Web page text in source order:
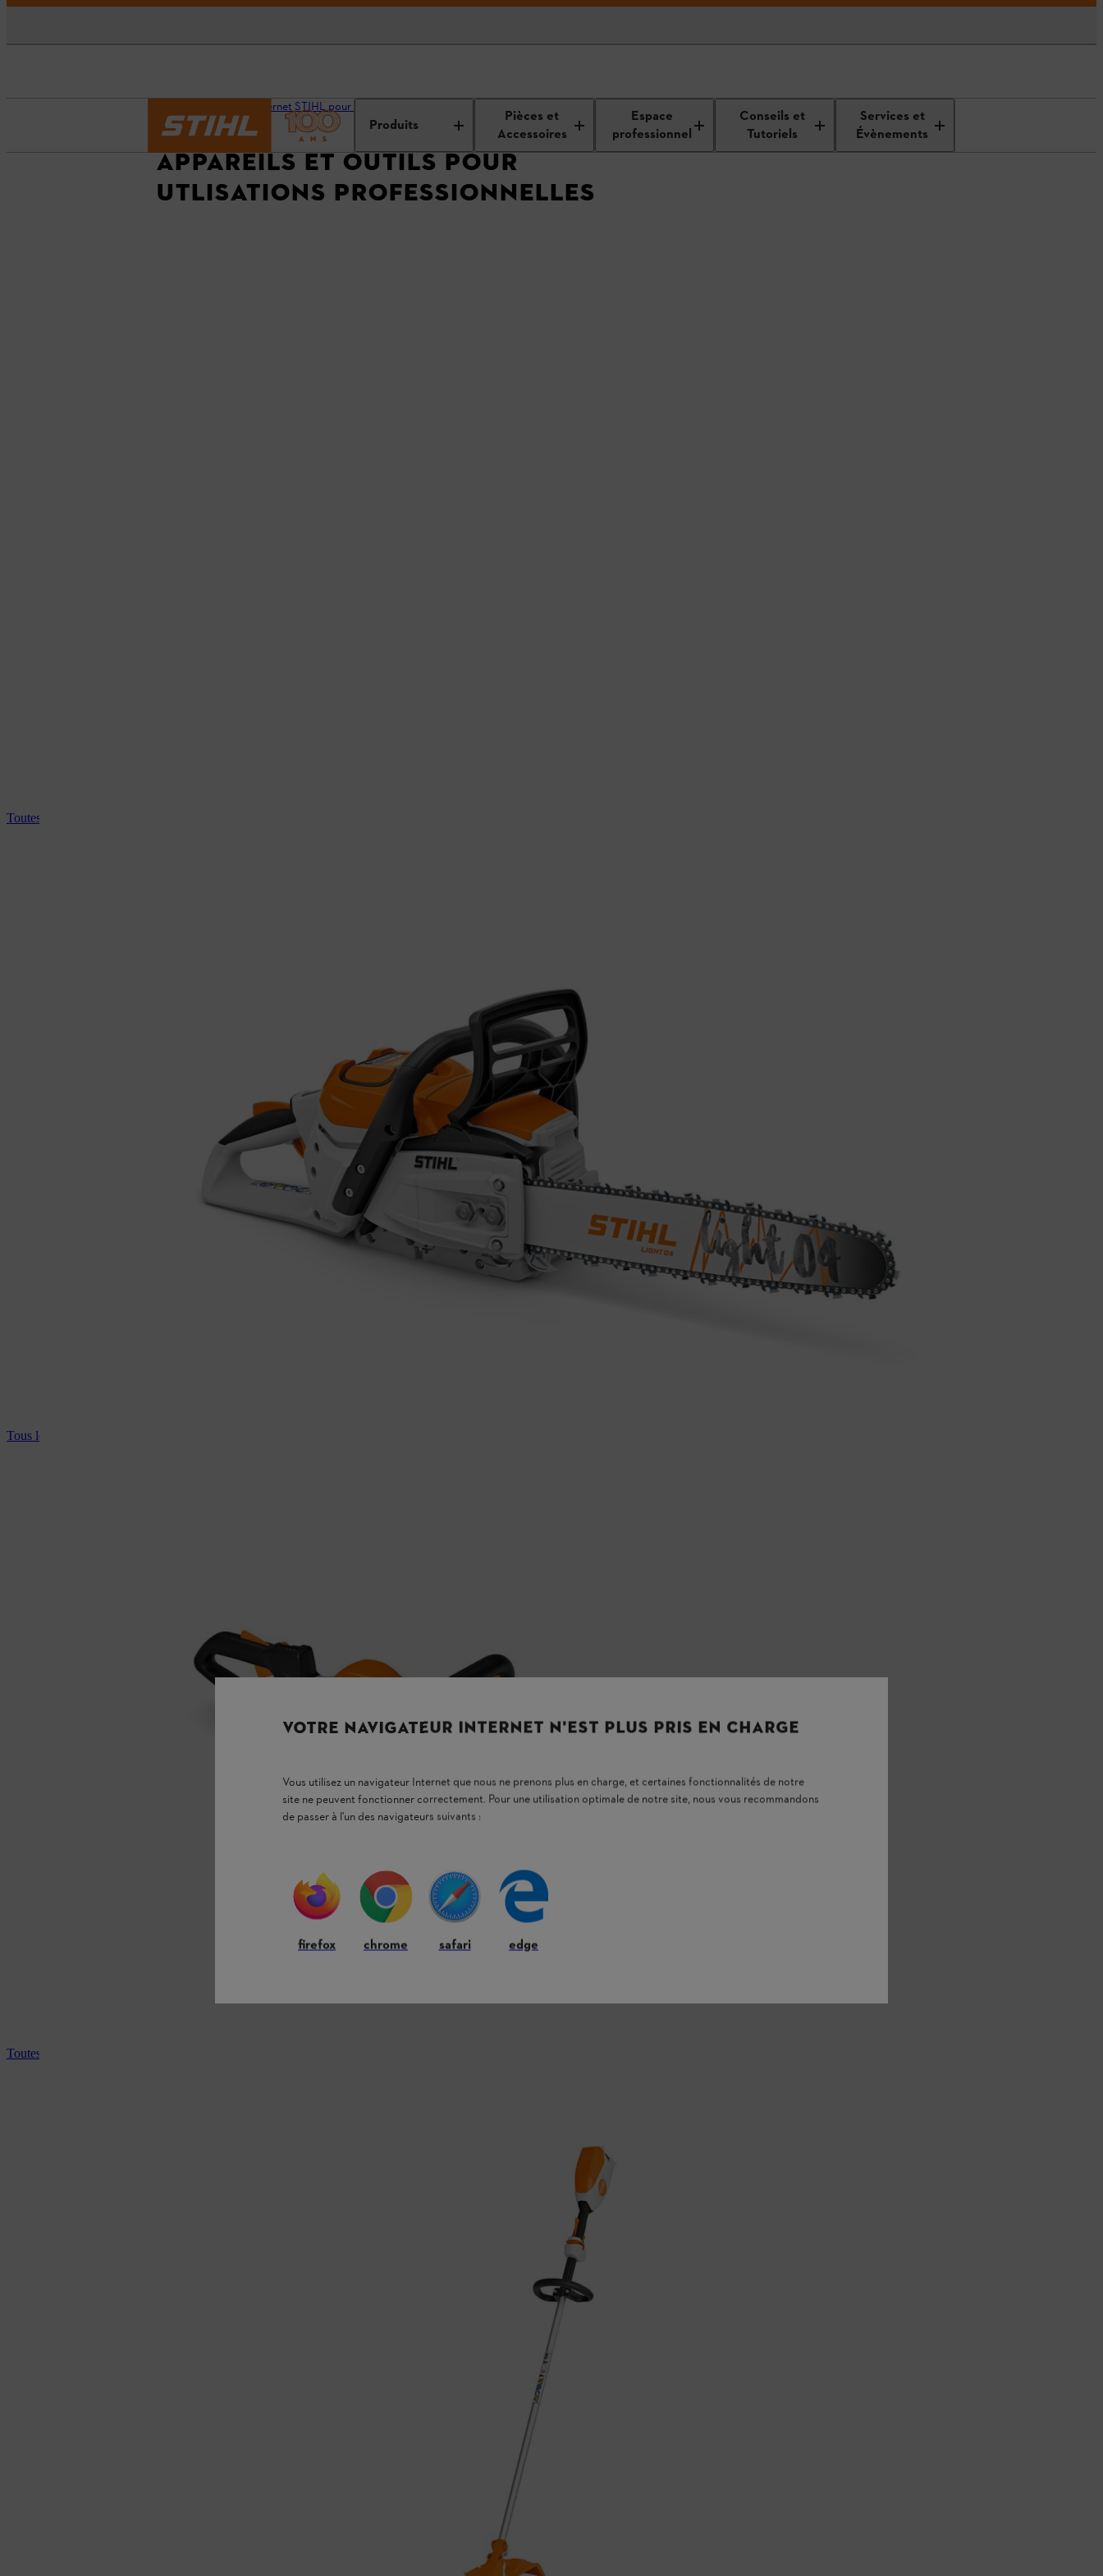
Produits
Pièces et
Accessoires
Espace
professionnel
Conseils et
Tutoriels
Services et
Évènements
Notre site Internet STIHL pour les professionnels Tous les produits professionnels
APPAREILS ET OUTILS POUR
UTLISATIONS PROFESSIONNELLES
Toutes les tronçonneuses professionnelles
Tous les taille-haies professionnels
Toutes les débroussailleuses professionnelles
VOTRE NAVIGATEUR INTERNET N'EST PLUS PRIS EN CHARGE
Vous utilisez un navigateur Internet que nous ne prenons plus en charge, et certaines fonctionnalités de notre
site ne peuvent fonctionner correctement. Pour une utilisation optimale de notre site, nous vous recommandons
de passer à l'un des navigateurs suivants :
firefox chrome safari edge